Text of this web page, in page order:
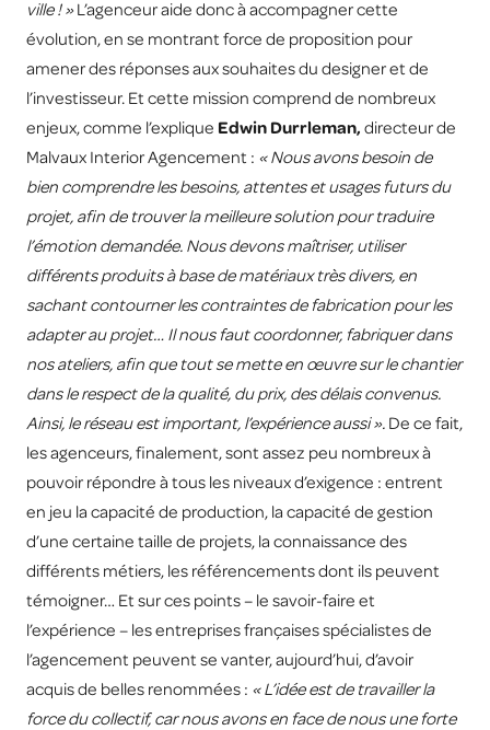
ville ! » L’agenceur aide donc à accompagner cette
évolution, en se montrant force de proposition pour
amener des réponses aux souhaites du designer et de
l’investisseur. Et cette mission comprend de nombreux
enjeux, comme l’explique Edwin Durrleman, directeur de
Malvaux Interior Agencement : « Nous avons besoin de
bien comprendre les besoins, attentes et usages futurs du
projet, afin de trouver la meilleure solution pour traduire
l’émotion demandée. Nous devons maîtriser, utiliser
différents produits à base de matériaux très divers, en
sachant contourner les contraintes de fabrication pour les
adapter au projet… Il nous faut coordonner, fabriquer dans
nos ateliers, afin que tout se mette en œuvre sur le chantier
dans le respect de la qualité, du prix, des délais convenus.
Ainsi, le réseau est important, l’expérience aussi ». De ce fait,
lesagenceurs, finalement, sont assez peu nombreux à
pouvoir répondre à tous les niveaux d’exigence : entrent
en jeu la capacité de production, la capacité de gestion
d’une certaine taille de projets, la connaissance des
différents métiers, les référencements dont ils peuvent
témoigner… Et sur ces points – le savoir-faire et
l’expérience – les entreprises françaises spécialistes de
l’agencement peuvent se vanter, aujourd’hui, d’avoir
acquis de belles renommées : « L’idée est de travailler la
force du collectif, car nous avons en face de nous une forte